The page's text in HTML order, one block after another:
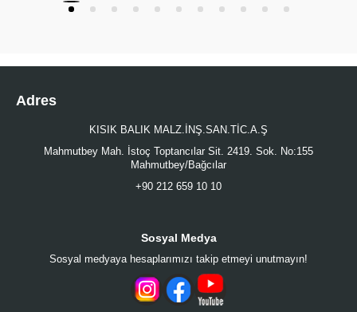
Adres
KISIK BALIK MALZ.İNŞ.SAN.TİC.A.Ş
Mahmutbey Mah. İstoç Toptancılar Sit. 2419. Sok. No:155
Mahmutbey/Bağcılar
+90 212 659 10 10
Sosyal Medya
Sosyal medyaya hesaplarımızı takip etmeyi unutmayın!